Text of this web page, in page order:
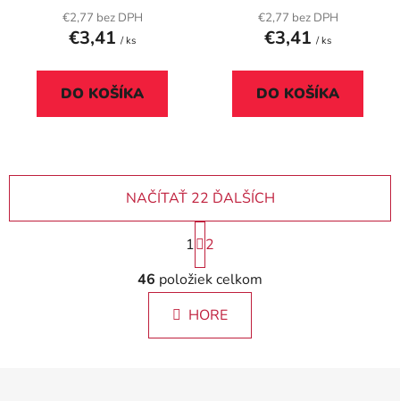
€2,77 bez DPH
€3,41 / ks
DO KOŠÍKA
€2,77 bez DPH
€3,41 / ks
DO KOŠÍKA
O
v
l
á
d
NAČÍTAŤ 22 ĎALŠÍCH
S
t
r
á
n
k
1
2
46 položiek celkom
HORE